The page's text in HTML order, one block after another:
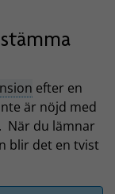
efter en
är nöjd med
När du lämnar
blir det en tvist